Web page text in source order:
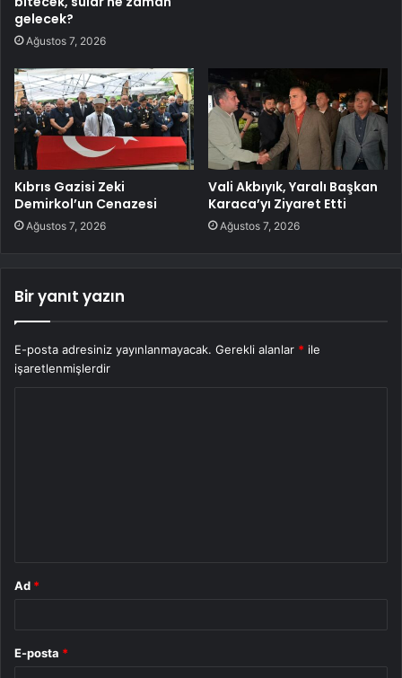
gelecek?
Ağustos 7, 2026
Kıbrıs Gazisi Zeki
Demirkol’un Cenazesi
Ağustos 7, 2026
Vali Akbıyık, Yaralı Başkan
Karaca’yı Ziyaret Etti
Ağustos 7, 2026
Bir yanıt yazın
E-posta adresiniz yayınlanmayacak. Gerekli alanlar * ile
işaretlenmişlerdir
Ad *
E-posta *